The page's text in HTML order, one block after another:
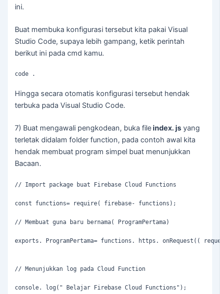
ini.
Buat membuka konfigurasi tersebut kita pakai Visual
Studio Code, supaya lebih gampang, ketik perintah
berikut ini pada cmd kamu.
code .
Hingga secara otomatis konfigurasi tersebut hendak
terbuka pada Visual Studio Code.
7) Buat mengawali pengkodean, buka fileindex. js yang
terletak didalam folder function, pada contoh awal kita
hendak membuat program simpel buat menunjukkan
Bacaan.
// Import package buat Firebase Cloud Functions
const functions= require( firebase- functions);
// Membuat guna baru bernama( ProgramPertama)
exports. ProgramPertama= functions. https. onRequest((
// Menunjukkan log pada Cloud Function
console. log(" Belajar Firebase Cloud Functions");